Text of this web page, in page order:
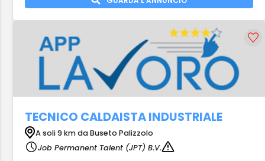
TECNICO CALDAISTA INDUSTRIALE
A soli 9 km da Buseto Palizzolo
Job Permanent Talent (JPT) B.V.